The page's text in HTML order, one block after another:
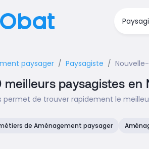
paysager Paysagiste
meilleurs paysagistes en
permet de trouver rapidement le
de Aménagement paysager